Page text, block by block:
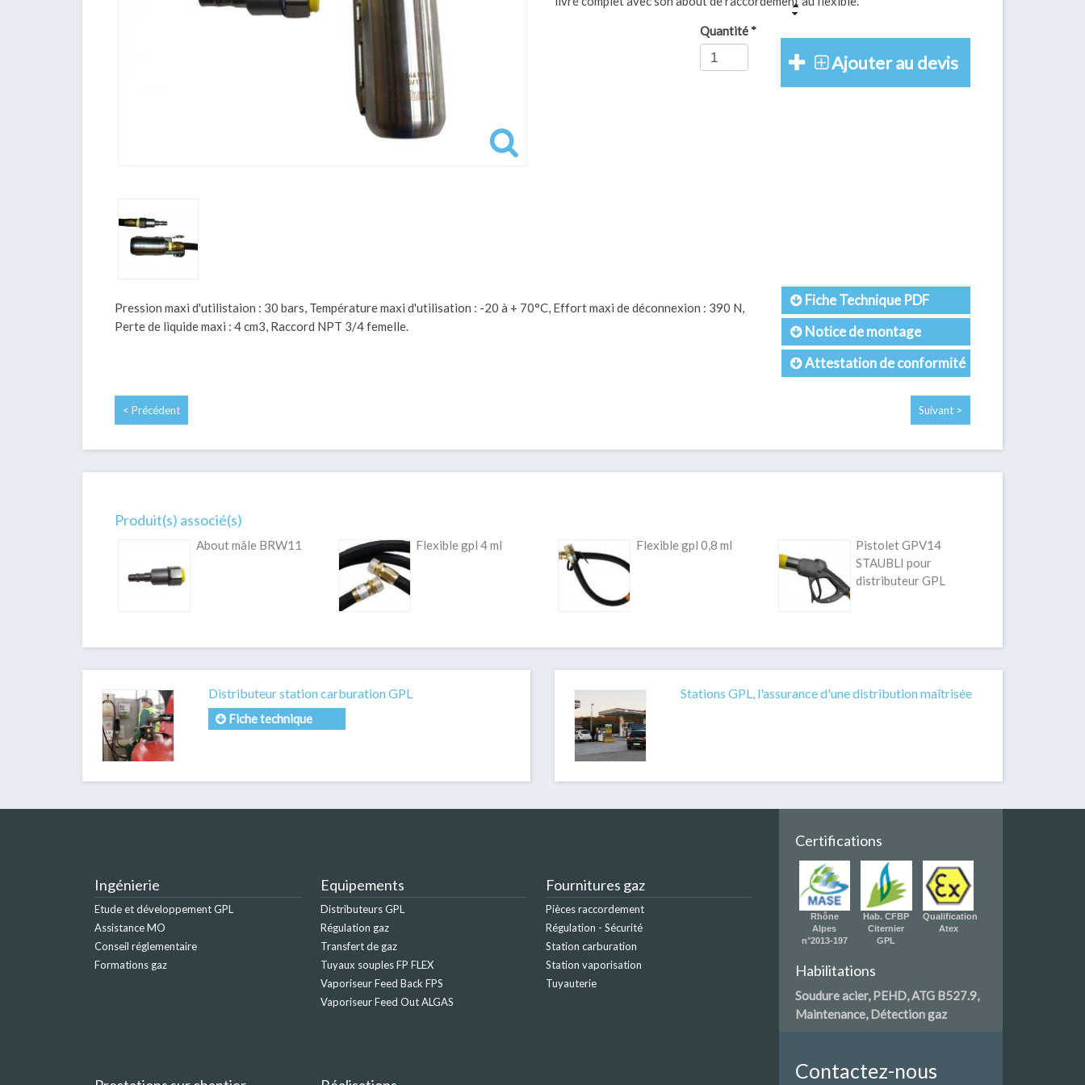
Quantité *
Ajouter au devis
Pression maxi d'utilistaion : 30 bars, Température maxi d'utilisation : -20 à + 70°C, Effort maxi de déconnexion : 390 N,
Perte de liquide maxi : 4 cm3, Raccord NPT 3/4 femelle.
Fiche Technique PDF
Notice de montage
Attestation de conformité
< Précédent Suivant >
Produit(s) associé(s)
About mâle BRW11 Flexible gpl 4 ml Flexible gpl 0,8 ml
Pistolet GPV14
STAUBLI pour
distributeur GPL
Distributeur station carburation GPL
Fiche technique
Stations GPL, l'assurance d'une distribution maîtrisée
Ingénierie
Etude et développement GPL
Assistance MO
Conseil réglementaire
Formations gaz
Equipements
Distributeurs GPL
Régulation gaz
Transfert de gaz
Tuyaux souples FP FLEX
Vaporiseur Feed Back FPS
Vaporiseur Feed Out ALGAS
Fournitures gaz
Pièces raccordement
Régulation - Sécurité
Station carburation
Station vaporisation
Tuyauterie
Certifications
Rhône
Alpes
n°2013-197
Hab. CFBP
Citernier
GPL
Qualification
Atex
Habilitations
Soudure acier, PEHD, ATG B527.9,
Maintenance, Détection gaz
Contactez-nous